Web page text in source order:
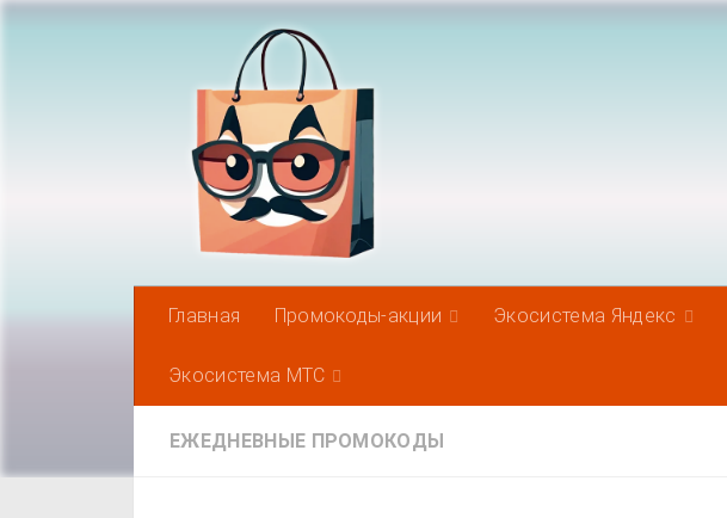
Главная Промокоды-акции Экосистема Яндекс
Экосистема МТС
ЕЖЕДНЕВНЫЕ ПРОМОКОДЫ